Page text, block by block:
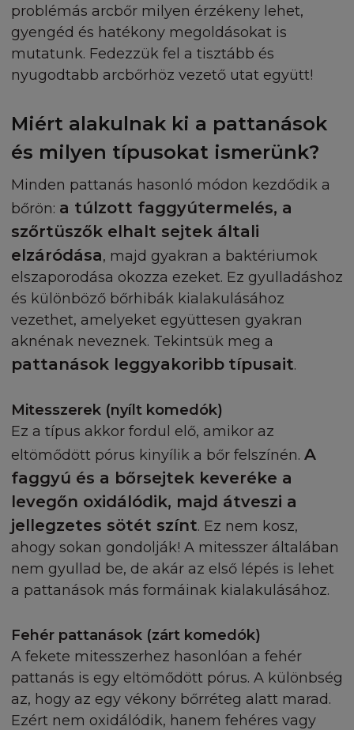
Edzés
Terhesség és kisbaba
problémás arcbőr milyen érzékeny lehet,
gyengéd és hatékony megoldásokat is
mutatunk. Fedezzük fel a tisztább és
nyugodtabb arcbőrhöz vezető utat együtt!
Miért alakulnak ki a pattanások
és milyen típusokat ismerünk?
Minden pattanás hasonló módon kezdődik a
bőrön: a túlzott faggyútermelés, a
szőrtüszők elhalt sejtek általi
elzáródása, majd gyakran a baktériumok
elszaporodása okozza ezeket. Ez gyulladáshoz
és különböző bőrhibák kialakulásához
vezethet, amelyeket együttesen gyakran
aknénak neveznek. Tekintsük meg a
pattanások leggyakoribb típusait.
Mitesszerek (nyílt komedók)
Ez a típus akkor fordul elő, amikor az
eltömődött pórus kinyílik a bőr felszínén. A
faggyú és a bőrsejtek keveréke a
levegőn oxidálódik, majd átveszi a
jellegzetes sötét színt. Ez nem kosz,
ahogy sokan gondolják! A mitesszer általában
nem gyullad be, de akár az első lépés is lehet
a pattanások más formáinak kialakulásához.
Fehér pattanások (zárt komedók)
A fekete mitesszerhez hasonlóan a fehér
pattanás is egy eltömődött pórus. A különbség
az, hogy az egy vékony bőrréteg alatt marad.
Ezért nem oxidálódik, hanem fehéres vagy
pontosságára, megbízhatóságára, vagy tartalmára
vonatkozóan. A L'Oréal nem vállal felelősséget
harmadik fél által létrehozott, továbbított, vagy
publikált anyagokért, melyekhez a L'Oréal
kapcsolódnak, vagy amelyekre hivatkoznak.
SZELLEMI TULAJDON
A Honlap egy szellemi termék, melyet a szellemi
tulajdonjog véd. A Honlap, beleértve (de nem
annak tartalmára, szövegére, software, videó,
grafika, fénykép, név, logó, illusztráció, műalkotás,
védjegy, szolgáltatási jegy és más anyagokat
szerzői jog, védjegy és/vagy más tulajdonjog véd. A
Tartalom magába foglalja mind a L'Oréal
lévő, és általa irányított, vagy egy harmadik fél
birtokolt, a L'Oréal-nak engedélyezett
Minden különálló cikket, riportot, és bármilyen
tartalmat, amely a Honlapot alkotja, szerzői jog
Ön beleegyezik, hogy a védjegy jogok vagy
honlapon elérhető védjegyeket, lógókat,
L'Oréal kifejezett előzetes írásbeli hozzájárulása
harmadik személyek a jelen honlap céljától
semmilyen módon és jogcímen nem
Honlapon megjelenő védjegyek és logok,
elérhető információk és egyéb anyagok szerzői
védelem alatt állnak, az ezekhez fűződő jogok
gyakorlása kizárólag a L'Oréalt illetik meg. A
védjegyoltalom jogosultja a L'Oréal. Ön
abba, hogy írásban értesíti a L'Oréal-t, ha
engedélyezetlen használatot vagy hozzáférést
jog, védjegy vagy más szerződésben foglalt, a
törvényes jogait megszegi. A L'Oréal előzetes
hozzájárulása nélkül tilos ezen honlaphoz
kapcsolást (linket) létrehozni. A jogellenes
szerzői, a polgári illetve a büntető